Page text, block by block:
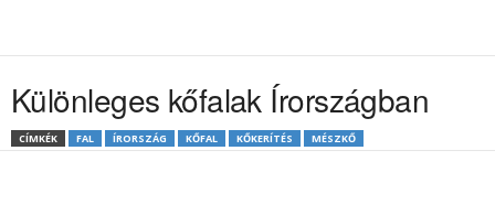
Különleges kőfalak Írországban
CÍMKÉK FAL ÍRORSZÁG KŐFAL KŐKERÍTÉS MÉSZKŐ